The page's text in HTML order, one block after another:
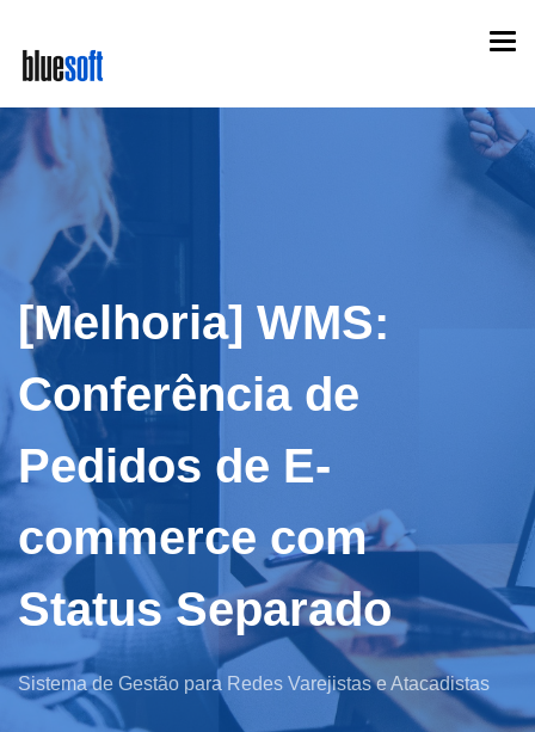
main
content
[Melhoria] WMS:
Conferência de
Pedidos de E-
commerce com
Status Separado
Sistema de Gestão para Redes Varejistas e Atacadistas